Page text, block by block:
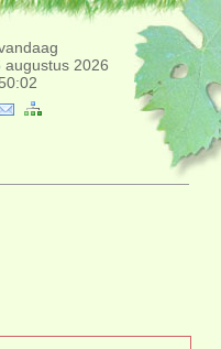
2026